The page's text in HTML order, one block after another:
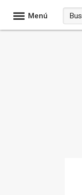
Menú